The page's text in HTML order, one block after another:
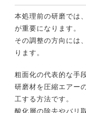
本処理前の研磨では
が重要になります。
その調整の方向には
ります。
粗面化の代表的な手
研磨材を圧縮エアー
工する方法です。
酸化層の除去やバリ